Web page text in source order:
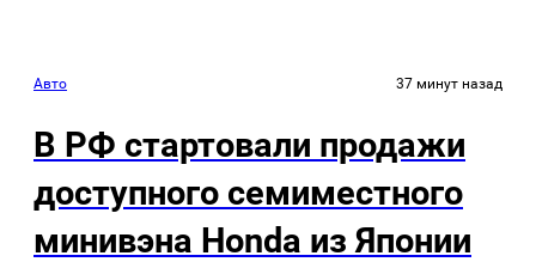
Авто 37 минут назад
В РФ стартовали продажи
доступного семиместного
минивэна Honda из Японии